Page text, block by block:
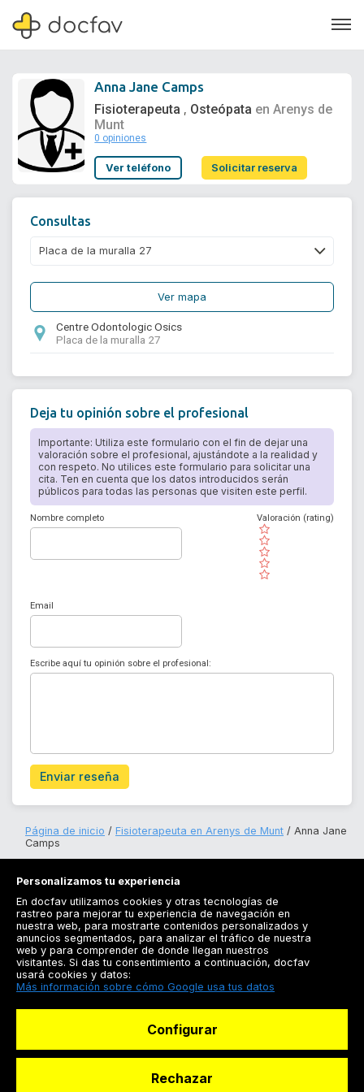
Quiénes somos
Anna Jane Camps
Fisioterapeuta , Osteópata en Arenys de
Munt
0 opiniones
Ver teléfono Solicitar reserva
Consultas
Ver mapa
Centre Odontologic Osics
Placa de la muralla 27
Deja tu opinión sobre el profesional
Importante: Utiliza este formulario con el fin de dejar una
valoración sobre el profesional, ajustándote a la realidad y
con respeto. No utilices este formulario para solicitar una
cita. Ten en cuenta que los datos introducidos serán
públicos para todas las personas que visiten este perfil.
Nombre completo
( )
( )
( )
( )
( )
Valoración (rating)
Email
Escribe aquí tu opinión sobre el profesional:
Enviar reseña
Página de inicio Fisioterapeuta en Arenys de Munt
Anna Jane
Camps
Registrarse
Docfav
Especialistas
Personalizamos tu experiencia
En docfav utilizamos cookies y otras tecnologías de
rastreo para mejorar tu experiencia de navegación en
nuestra web, para mostrarte contenidos personalizados y
anuncios segmentados, para analizar el tráfico de nuestra
web y para comprender de donde llegan nuestros
visitantes. Si das tu consentimiento a continuación, docfav
usará cookies y datos:
Más información sobre cómo Google usa tus datos
Configurar
Rechazar